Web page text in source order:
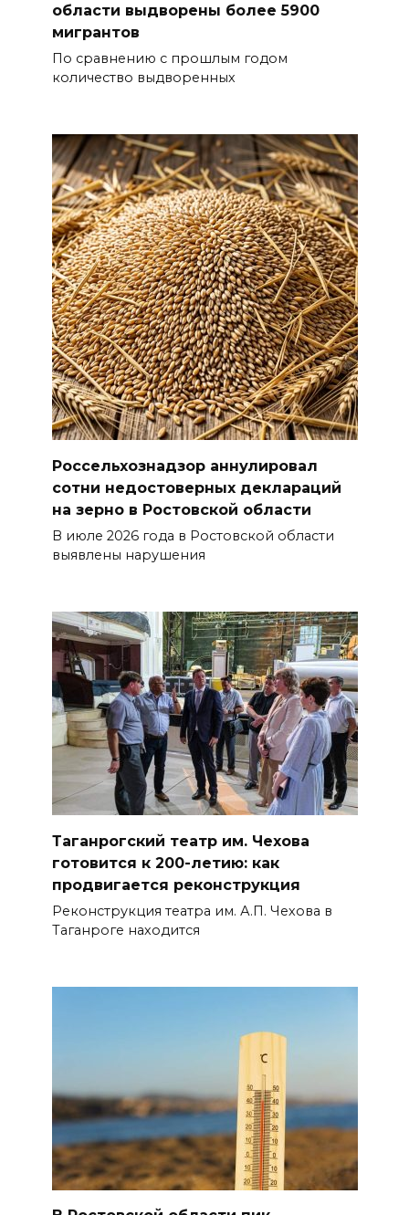
области выдворены более 5900
мигрантов
По сравнению с прошлым годом
количество выдворенных
Россельхознадзор аннулировал
сотни недостоверных деклараций
на зерно в Ростовской области
В июле 2026 года в Ростовской области
выявлены нарушения
Таганрогский театр им. Чехова
готовится к 200-летию: как
продвигается реконструкция
Реконструкция театра им. А.П. Чехова в
Таганроге находится